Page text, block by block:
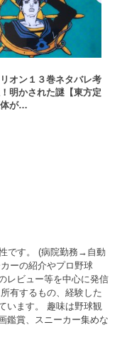
オン１３巻ネタバレ考
明かされた謎【東方定
体が…
です。 (病院勤務→自動
ーの紹介やプロ野球
レビュー等を中心に発信
有するもの、経験した
います。 趣味は野球観
鑑賞、スニーカー集めな